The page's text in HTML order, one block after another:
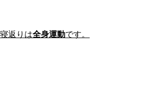
寝返りは全身運動です。